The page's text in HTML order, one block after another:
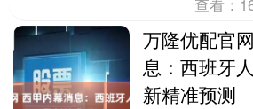
查看：
万隆优配官
息：西班牙
新精准预测